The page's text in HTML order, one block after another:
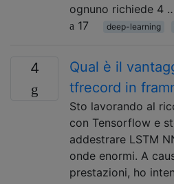
ognuno richiede 4
17
deep-learning
4
Qual è il
tfrecord in
Sto lavorando al
con Tensorflow e
addestrare LSTM
onde enormi. A
prestazioni, ho